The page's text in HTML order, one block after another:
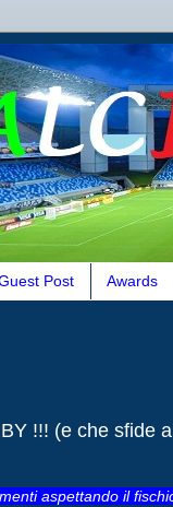
Post Awards
!!! (e che sfide
aspettando il